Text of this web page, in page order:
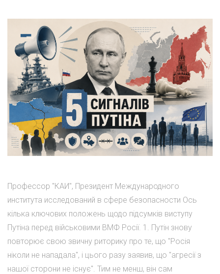
Профессор "КАИ", Президент Международного
института исследований в сфере безопасности Ось
кілька ключових положень щодо підсумків виступу
Путіна перед військовими ВМФ Росії. 1. Путін знову
повторює свою звичну риторику про те, що "Росія
ніколи не нападала", і цього разу заявив, що "агресії з
нашої сторони не існує". Тим не менш, він сам